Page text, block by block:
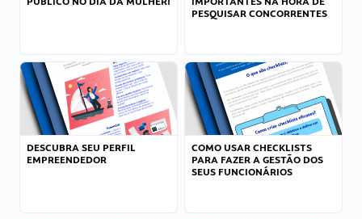
PESQUISAR CONCORRENTES
DESCUBRA SEU PERFIL
EMPREENDEDOR
COMO USAR CHECKLISTS
PARA FAZER A GESTÃO DOS
SEUS FUNCIONÁRIOS